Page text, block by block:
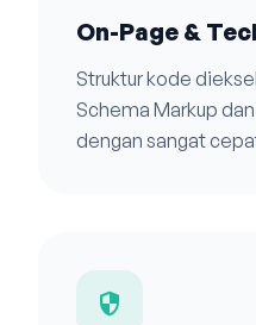
On-Page &
Struktur kode
Schema Markup
dengan sangat
security